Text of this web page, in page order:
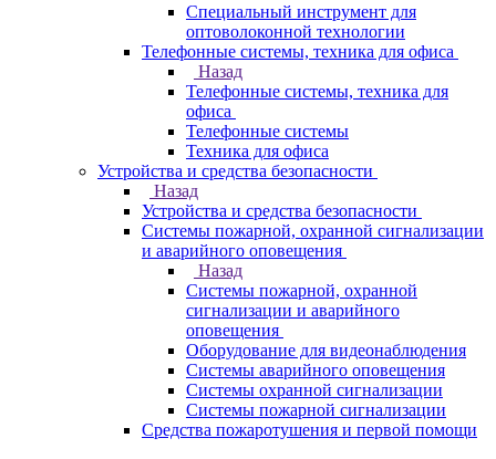
Специальный инструмент для
оптоволоконной технологии
Телефонные системы, техника для офиса
Назад
Телефонные системы, техника для
офиса
Телефонные системы
Техника для офиса
Устройства и средства безопасности
Назад
Устройства и средства безопасности
Системы пожарной, охранной сигнализации
и аварийного оповещения
Назад
Системы пожарной, охранной
сигнализации и аварийного
оповещения
Оборудование для видеонаблюдения
Системы аварийного оповещения
Системы охранной сигнализации
Системы пожарной сигнализации
Средства пожаротушения и первой помощи